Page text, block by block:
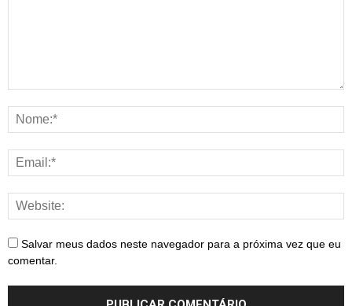
Salvar meus dados neste navegador para a próxima vez que eu
comentar.